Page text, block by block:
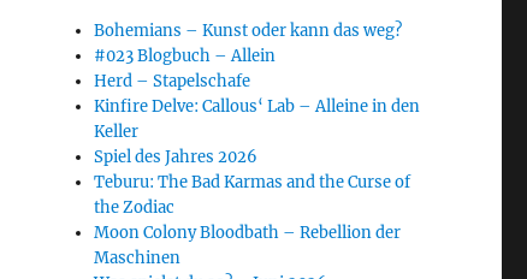
Bohemians – Kunst oder kann das weg?
#023 Blogbuch – Allein
Herd – Stapelschafe
Kinfire Delve: Callous‘ Lab – Alleine in den
Keller
Spiel des Jahres 2026
Teburu: The Bad Karmas and the Curse of
the Zodiac
Moon Colony Bloodbath – Rebellion der
Maschinen